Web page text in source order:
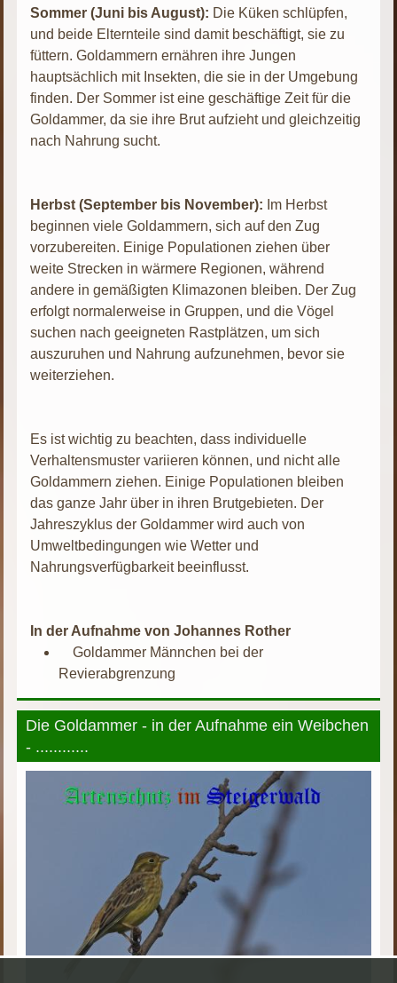
Sommer (Juni bis August): Die Küken schlüpfen,
und beide Elternteile sind damit beschäftigt, sie zu
füttern. Goldammern ernähren ihre Jungen
hauptsächlich mit Insekten, die sie in der Umgebung
finden. Der Sommer ist eine geschäftige Zeit für die
Goldammer, da sie ihre Brut aufzieht und gleichzeitig
nach Nahrung sucht.
Herbst (September bis November): Im Herbst
beginnen viele Goldammern, sich auf den Zug
vorzubereiten. Einige Populationen ziehen über
weite Strecken in wärmere Regionen, während
andere in gemäßigten Klimazonen bleiben. Der Zug
erfolgt normalerweise in Gruppen, und die Vögel
suchen nach geeigneten Rastplätzen, um sich
auszuruhen und Nahrung aufzunehmen, bevor sie
weiterziehen.
Es ist wichtig zu beachten, dass individuelle
Verhaltensmuster variieren können, und nicht alle
Goldammern ziehen. Einige Populationen bleiben
das ganze Jahr über in ihren Brutgebieten. Der
Jahreszyklus der Goldammer wird auch von
Umweltbedingungen wie Wetter und
Nahrungsverfügbarkeit beeinflusst.
In der Aufnahme von Johannes Rother
Goldammer Männchen bei der
Revierabgrenzung
Die Goldammer - in der Aufnahme ein Weibchen
- ............